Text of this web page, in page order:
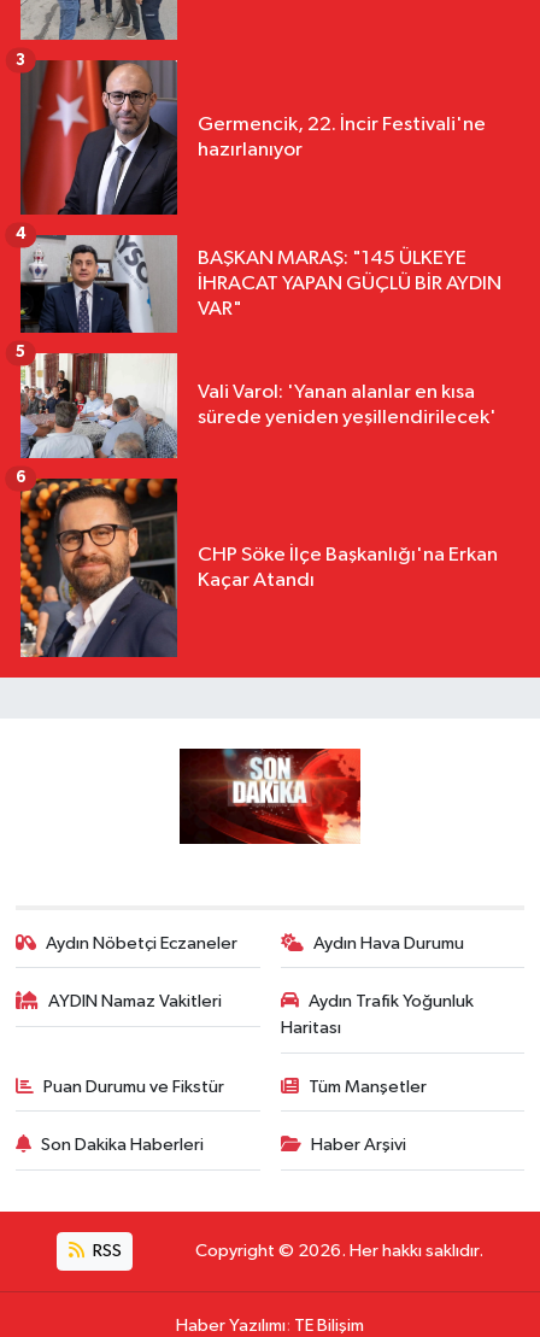
Germencik, 22. İncir Festivali'ne
hazırlanıyor
3
BAŞKAN MARAŞ: "145 ÜLKEYE
İHRACAT YAPAN GÜÇLÜ BİR AYDIN
VAR"
4
Vali Varol: 'Yanan alanlar en kısa
sürede yeniden yeşillendirilecek'
5
CHP Söke İlçe Başkanlığı'na Erkan
Kaçar Atandı
6
Aydın Nöbetçi Eczaneler Aydın Hava Durumu
AYDIN Namaz Vakitleri
Aydın Trafik Yoğunluk
Haritası
Puan Durumu ve Fikstür Tüm Manşetler
Son Dakika Haberleri Haber Arşivi
RSS Copyright © 2026. Her hakkı saklıdır.
Haber Yazılımı: TE Bilişim